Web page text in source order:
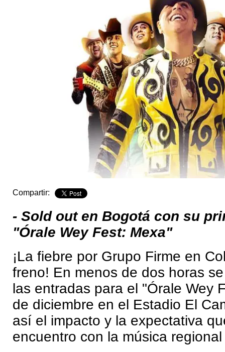
Compartir:
- Sold out en Bogotá con su
"Órale Wey Fest: Mexa"
¡La fiebre por Grupo Firme en
freno! En menos de dos horas
las entradas para el "Órale Wey
de diciembre en el Estadio El
así el impacto y la expectativa
encuentro con la música